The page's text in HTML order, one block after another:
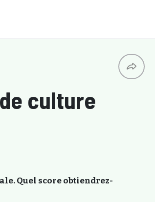
culture
Quel score obtiendrez-